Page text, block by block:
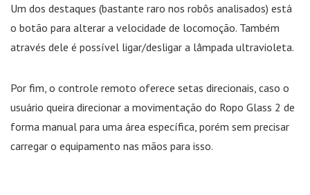
Um dos destaques (bastante raro nos robôs analisados) está
o botão para alterar a velocidade de locomoção. Também
através dele é possível ligar/desligar a lâmpada ultravioleta.
Por fim, o controle remoto oferece setas direcionais, caso o
usuário queira direcionar a movimentação do Ropo Glass 2 de
forma manual para uma área específica, porém sem precisar
carregar o equipamento nas mãos para isso.